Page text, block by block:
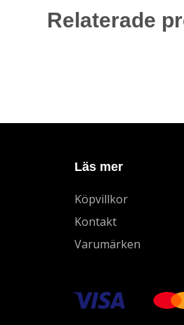
Relaterade
Läs mer
Köpvillkor
Kontakt
Varumärken